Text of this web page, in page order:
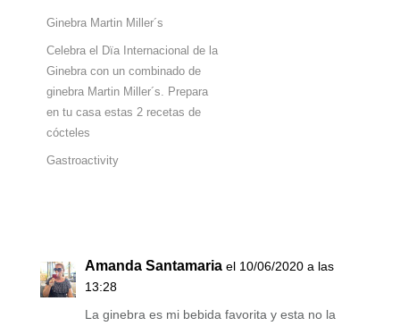
Ginebra Martin Miller´s
Celebra el Dïa Internacional de la
Ginebra con un combinado de
ginebra Martin Miller´s. Prepara
en tu casa estas 2 recetas de
cócteles
Gastroactivity
Amanda Santamaria el 10/06/2020 a las
13:28
La ginebra es mi bebida favorita y esta no la